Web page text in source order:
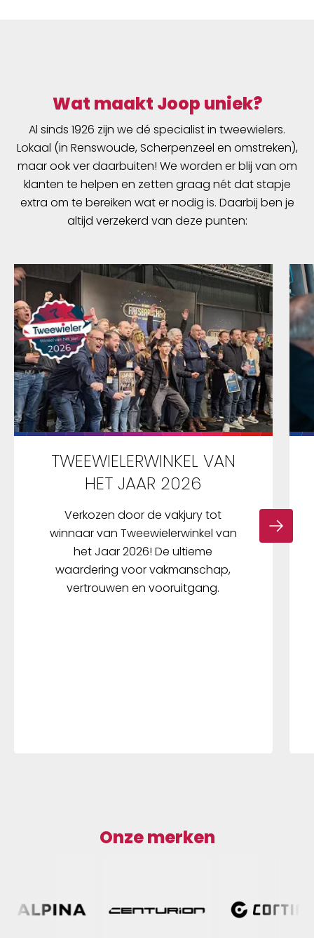
Wat maakt Joop uniek?
Al sinds 1926 zijn we dé specialist in tweewielers.
Lokaal (in Renswoude, Scherpenzeel en omstreken),
maar ook ver daarbuiten! We worden er blij van om
klanten te helpen en zetten graag nét dat stapje
extra om te bereiken wat er nodig is. Daarbij ben je
altijd verzekerd van deze punten:
TWEEWIELERWINKEL VAN
HET JAAR 2026
Verkozen door de vakjury tot
winnaar van Tweewielerwinkel van
het Jaar 2026! De ultieme
waardering voor vakmanschap,
vertrouwen en vooruitgang.
Onze merken